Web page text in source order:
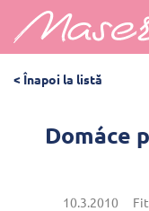
< Înapoi la listă
Domáce
10.3.2010